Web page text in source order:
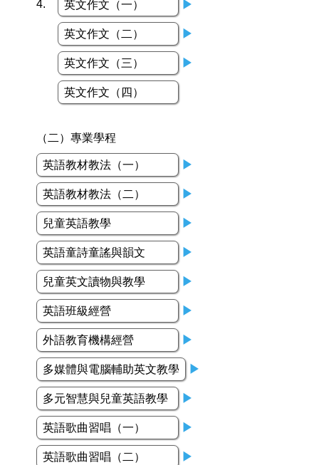
4. 英文作文（一） ▶
英文作文（二） ▶
英文作文（三） ▶
英文作文（四）
（二）專業學程
英語教材教法（一） ▶
英語教材教法（二） ▶
兒童英語教學 ▶
英語童詩童謠與韻文 ▶
兒童英文讀物與教學 ▶
英語班級經營 ▶
外語教育機構經營 ▶
多媒體與電腦輔助英文教學 ▶
多元智慧與兒童英語教學 ▶
英語歌曲習唱（一） ▶
英語歌曲習唱（二） ▶